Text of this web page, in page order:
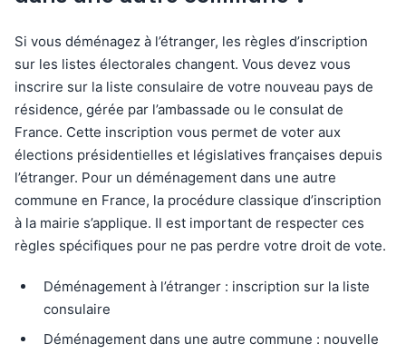
Si vous déménagez à l’étranger, les règles d’inscription
sur les listes électorales changent. Vous devez vous
inscrire sur la liste consulaire de votre nouveau pays de
résidence, gérée par l’ambassade ou le consulat de
France. Cette inscription vous permet de voter aux
élections présidentielles et législatives françaises depuis
l’étranger. Pour un déménagement dans une autre
commune en France, la procédure classique d’inscription
à la mairie s’applique. Il est important de respecter ces
règles spécifiques pour ne pas perdre votre droit de vote.
Déménagement à l’étranger : inscription sur la liste
consulaire
Déménagement dans une autre commune : nouvelle